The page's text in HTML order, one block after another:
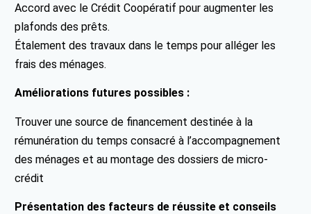
Accord avec le Crédit Coopératif pour augmenter les
plafonds des prêts.
Étalement des travaux dans le temps pour alléger les
frais des ménages.
Améliorations futures possibles :
Trouver une source de financement destinée à la
rémunération du temps consacré à l’accompagnement
des ménages et au montage des dossiers de micro-
crédit
Présentation des facteurs de réussite et conseils